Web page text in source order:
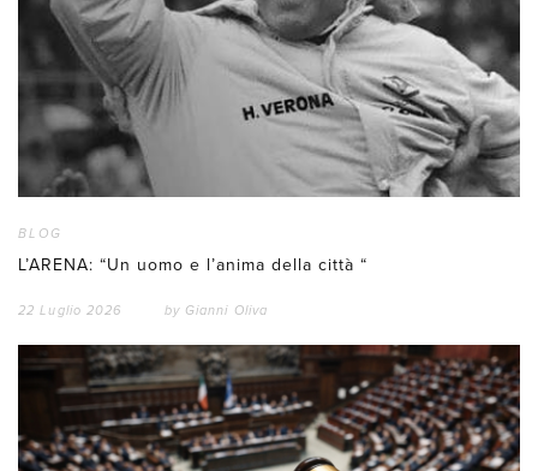
BLOG
L’ARENA: “Un uomo e l’anima della città “
22 Luglio 2026 by Gianni Oliva